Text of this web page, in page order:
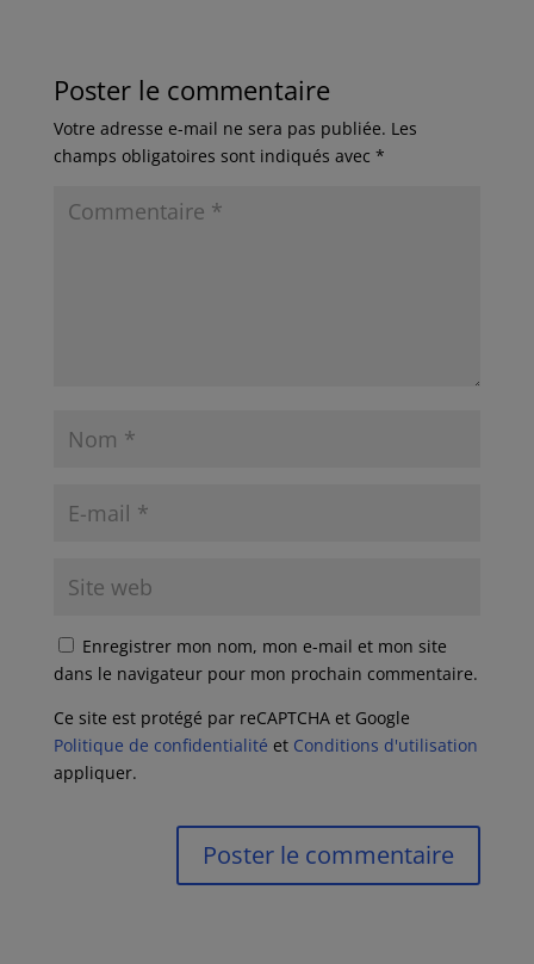
Poster le commentaire
Votre adresse e-mail ne sera pas publiée. Les
champs obligatoires sont indiqués avec *
Enregistrer mon nom, mon e-mail et mon site
dans le navigateur pour mon prochain commentaire.
Ce site est protégé par reCAPTCHA et Google
Politique de confidentialité et Conditions d'utilisation
appliquer.